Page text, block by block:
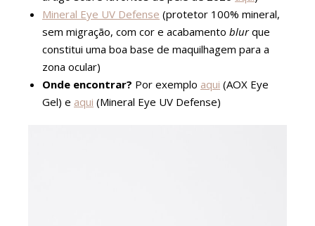
Mineral Eye UV Defense (protetor 100% mineral,
sem migração, com cor e acabamento blurque
constitui uma boa base de maquilhagem para a
zona ocular)
Onde encontrar? Por exemplo aqui (AOX Eye
Gel) e aqui (Mineral Eye UV Defense)